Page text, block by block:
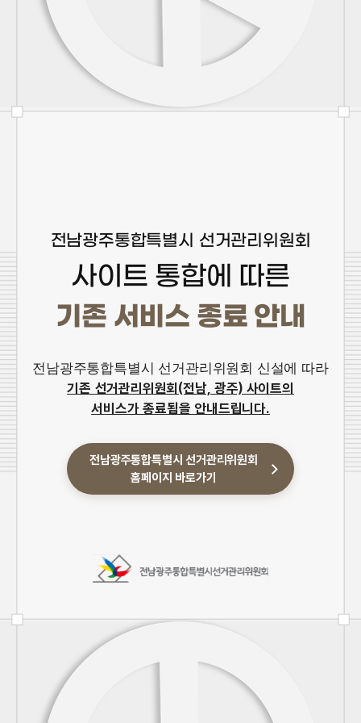
전남광주통합특별시 선거관리위원회
사이트 통합에 따른
기존 서비스 종료 안내
전남광주통합특별시 선거관리위원회 신설에 따라
기존 선거관리위원회(전남, 광주) 사이트의
서비스가 종료됨을 안내드립니다.
전남광주통합특별시 선거관리위원회
홈페이지 바로가기